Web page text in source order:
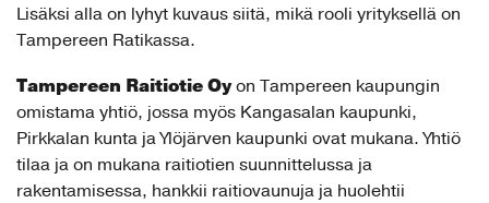
Lisäksi alla on lyhyt kuvaus siitä, mikä rooli yrityksellä on
Tampereen Ratikassa.
Tampereen Raitiotie Oyon Tampereen kaupungin
omistama yhtiö, jossa myös Kangasalan kaupunki,
Pirkkalan kunta ja Ylöjärven kaupunki ovat mukana. Yhtiö
tilaa ja on mukana raitiotien suunnittelussa ja
rakentamisessa, hankkii raitiovaunuja ja huolehtii